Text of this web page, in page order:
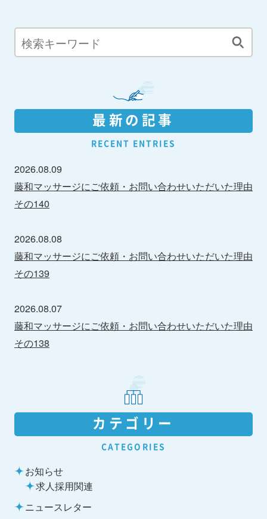
最新の記事
RECENT ENTRIES
2026.08.09
藤和マッサージにご依頼・お問い合わせいただいた理由
その140
2026.08.08
藤和マッサージにご依頼・お問い合わせいただいた理由
その139
2026.08.07
藤和マッサージにご依頼・お問い合わせいただいた理由
その138
カテゴリー
CATEGORIES
お知らせ
求人採用関連
ニュースレター